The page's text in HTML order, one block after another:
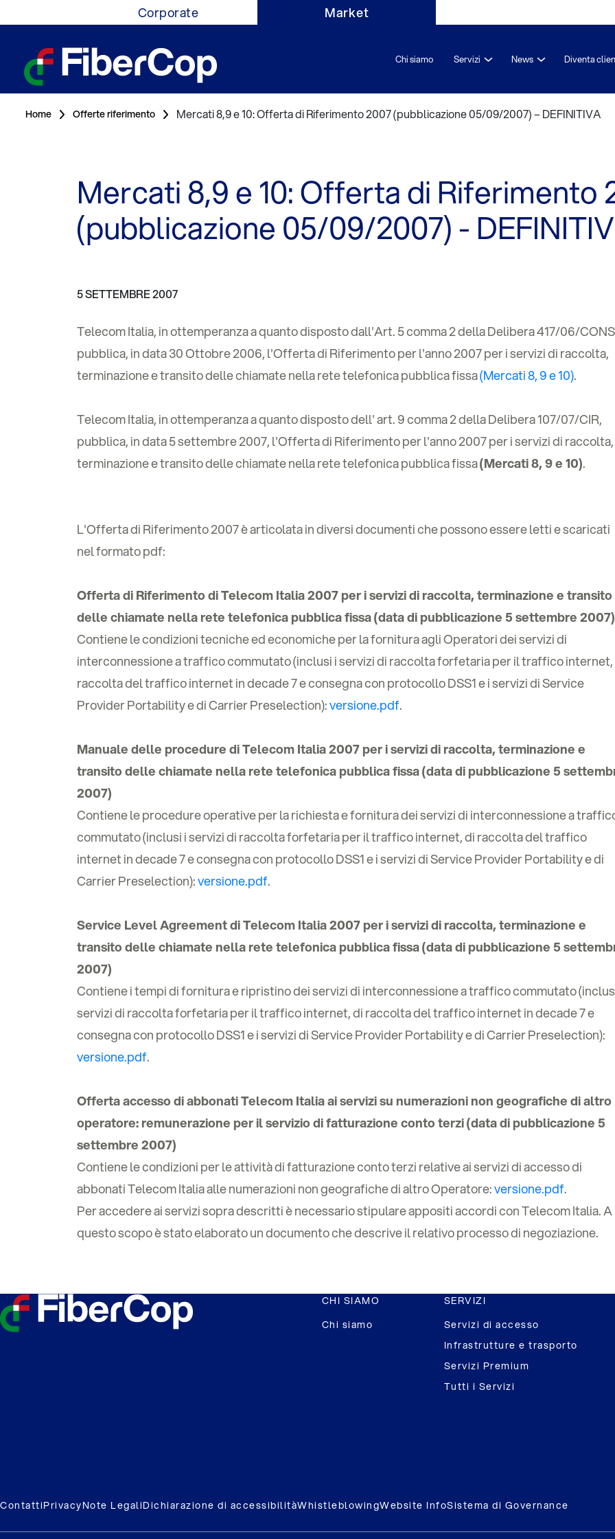
Corporate Market
Chi siamo Servizi News Diventa
Home Offerte riferimento Mercati 8,9 e 10: Offerta di Riferimento 2007 (pubblicazione 05/09/2007) – DEFINITIVA
Mercati 8,9 e 10: Offerta di Riferimento
(pubblicazione 05/09/2007) -
5 SETTEMBRE 2007
Telecom Italia, in ottemperanza a quanto disposto dall'Art. 5 comma 2 della Delibera 417/06/
pubblica, in data 30 Ottobre 2006, l'Offerta di Riferimento per l'anno 2007 per i servizi di raccolta,
terminazione e transito delle chiamate nella rete telefonica pubblica fissa(Mercati 8, 9 e 10).
Telecom Italia, in ottemperanza a quanto disposto dell' art. 9 comma 2 della Delibera 107/07/CIR,
pubblica, in data 5 settembre 2007, l'Offerta di Riferimento per l'anno 2007 per i servizi di raccolta,
terminazione e transito delle chiamate nella rete telefonica pubblica fissa(Mercati 8, 9 e 10).
L'Offerta di Riferimento 2007 è articolata in diversi documenti che possono essere letti e scaricati
nel formato pdf:
Offerta di Riferimento di Telecom Italia 2007 per i servizi di raccolta, terminazione e transito
delle chiamate nella rete telefonica pubblica fissa (data di pubblicazione 5 settembre 2007)
Contiene le condizioni tecniche ed economiche per la fornitura agli Operatori dei servizi di
interconnessione a traffico commutato (inclusi i servizi di raccolta forfetaria per il traffico internet,
raccolta del traffico internet in decade 7 e consegna con protocollo DSS1 e i servizi di Service
Provider Portability e di Carrier Preselection):versione.pdf.
Manuale delle procedure di Telecom Italia 2007 per i servizi di raccolta, terminazione e
transito delle chiamate nella rete telefonica pubblica fissa (data di pubblicazione 5
2007)
Contiene le procedure operative per la richiesta e fornitura dei servizi di interconnessione a
commutato (inclusi i servizi di raccolta forfetaria per il traffico internet, di raccolta del traffico
internet in decade 7 e consegna con protocollo DSS1 e i servizi di Service Provider Portability e di
Carrier Preselection):versione.pdf.
Service Level Agreement di Telecom Italia 2007 per i servizi di raccolta, terminazione e
transito delle chiamate nella rete telefonica pubblica fissa (data di pubblicazione 5
2007)
Contiene i tempi di fornitura e ripristino dei servizi di interconnessione a traffico commutato
servizi di raccolta forfetaria per il traffico internet, di raccolta del traffico internet in decade 7 e
consegna con protocollo DSS1 e i servizi di Service Provider Portability e di Carrier Preselection):
versione.pdf.
Offerta accesso di abbonati Telecom Italia ai servizi su numerazioni non geografiche di altro
operatore: remunerazione per il servizio di fatturazione conto terzi (data di pubblicazione 5
settembre 2007)
Contiene le condizioni per le attività di fatturazione conto terzi relative ai servizi di accesso di
abbonati Telecom Italia alle numerazioni non geografiche di altro Operatore:versione.pdf.
Per accedere ai servizi sopra descritti è necessario stipulare appositi accordi con Telecom Italia. A
questo scopo è stato elaborato un documento che descrive il relativo processo di negoziazione.
CHI SIAMO
Chi siamo
SERVIZI
Servizi di accesso
Infrastrutture e trasporto
Servizi Premium
Tutti i Servizi
ContattiPrivacyNote LegaliDichiarazione di accessibilitàWhistleblowingWebsite InfoSistema di Governance